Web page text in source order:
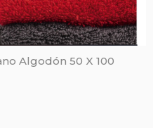
Algodón 50 X 100